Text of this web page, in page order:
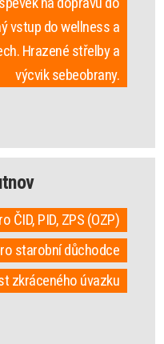
vstup do wellness a
Hrazené střelby a
výcvik sebeobrany.
ČID, PID, ZPS (OZP)
starobní důchodce
zkráceného úvazku